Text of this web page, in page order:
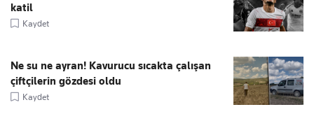
katil
Kaydet
Ne su ne ayran! Kavurucu sıcakta çalışan
çiftçilerin gözdesi oldu
Kaydet